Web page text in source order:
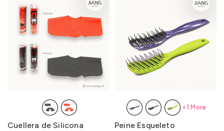
Cuellera de Silicona
Peine Esqueleto
+1 More